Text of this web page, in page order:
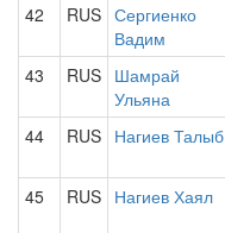
42 RUS Сергиенко
Вадим
43 RUS Шамрай
Ульяна
44 RUS Нагиев Талыб
45 RUS Нагиев Хаял